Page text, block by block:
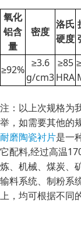
氧化
铝含
量
密度
洛氏
硬度
≥92%
≥3.6
g/cm3
≥85
HRA
注：以上次规格为
举，如需要其他的
耐磨陶瓷衬片是一
它配料,经过高温
炼、机械、煤炭、
输料系统、制粉系
上，均可根据不同